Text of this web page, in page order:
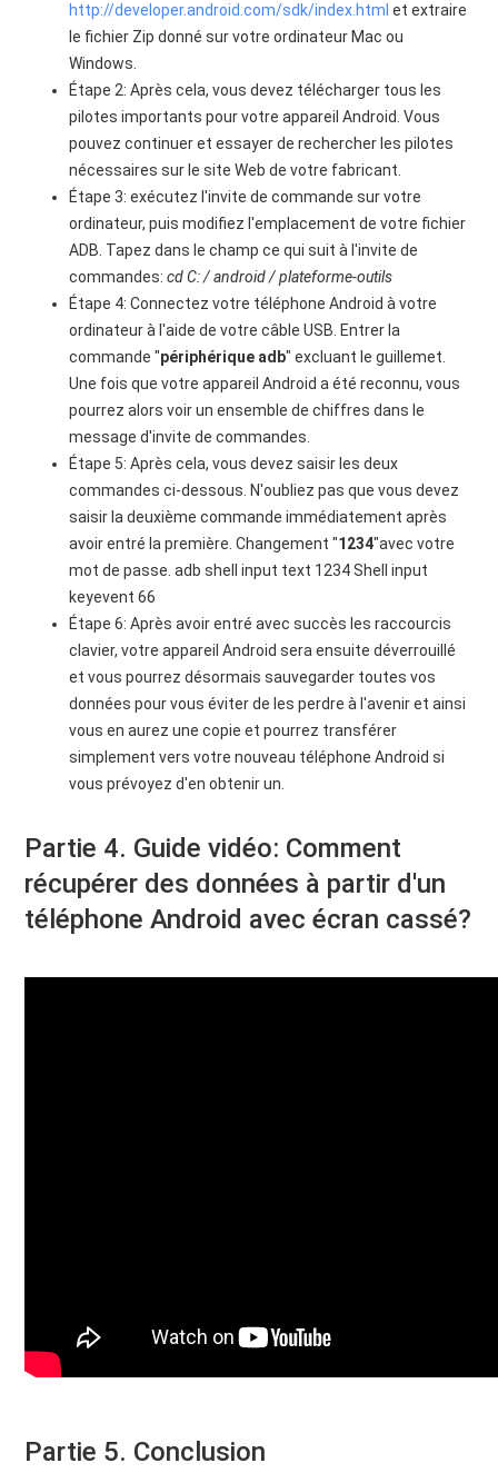
http://developer.android.com/sdk/index.html et extraire
le fichier Zip donné sur votre ordinateur Mac ou
Windows.
Étape 2: Après cela, vous devez télécharger tous les
pilotes importants pour votre appareil Android. Vous
pouvez continuer et essayer de rechercher les pilotes
nécessaires sur le site Web de votre fabricant.
Étape 3: exécutez l'invite de commande sur votre
ordinateur, puis modifiez l'emplacement de votre fichier
ADB. Tapez dans le champ ce qui suit à l'invite de
commandes:cd C: / android / plateforme-outils
Étape 4: Connectez votre téléphone Android à votre
ordinateur à l'aide de votre câble USB. Entrer la
commande "périphérique adb" excluant le guillemet.
Une fois que votre appareil Android a été reconnu, vous
pourrez alors voir un ensemble de chiffres dans le
message d'invite de commandes.
Étape 5: Après cela, vous devez saisir les deux
commandes ci-dessous. N'oubliez pas que vous devez
saisir la deuxième commande immédiatement après
avoir entré la première. Changement "1234"avec votre
mot de passe. adb shell input text 1234 Shell input
keyevent 66
Étape 6: Après avoir entré avec succès les raccourcis
clavier, votre appareil Android sera ensuite déverrouillé
et vous pourrez désormais sauvegarder toutes vos
données pour vous éviter de les perdre à l'avenir et ainsi
vous en aurez une copie et pourrez transférer
simplement vers votre nouveau téléphone Android si
vous prévoyez d'en obtenir un.
Partie 4. Guide vidéo: Comment
récupérer des données à partir d'un
téléphone Android avec écran cassé?
Partie 5. Conclusion